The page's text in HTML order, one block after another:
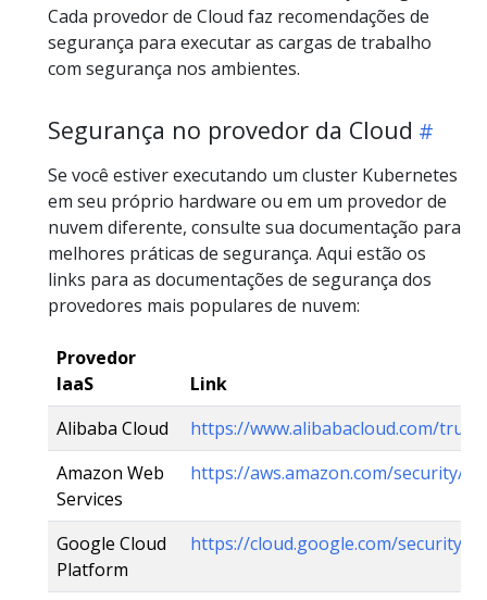
Cada provedor de Cloud faz recomendações de
segurança para executar as cargas de trabalho
com segurança nos ambientes.
Segurança no provedor da Cloud
Se você estiver executando um cluster Kubernetes
em seu próprio hardware ou em um provedor de
nuvem diferente, consulte sua documentação para
melhores práticas de segurança. Aqui estão os
links para as documentações de segurança dos
provedores mais populares de nuvem:
Provedor
IaaS
Link
Alibaba Cloud
https://www.alibabacloud.com/
Amazon Web
Services
https://aws.amazon.com/security/
Google Cloud
Platform
https://cloud.google.com/security/